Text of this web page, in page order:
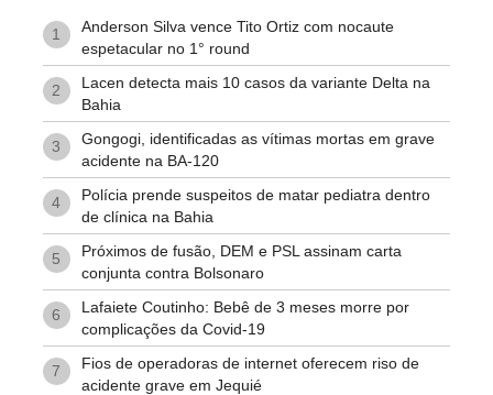
1
Anderson Silva vence Tito Ortiz com nocaute
espetacular no 1° round
2
Lacen detecta mais 10 casos da variante Delta na
Bahia
3
Gongogi, identificadas as vítimas mortas em grave
acidente na BA-120
4
Polícia prende suspeitos de matar pediatra dentro
de clínica na Bahia
5
Próximos de fusão, DEM e PSL assinam carta
conjunta contra Bolsonaro
6
Lafaiete Coutinho: Bebê de 3 meses morre por
complicações da Covid-19
7
Fios de operadoras de internet oferecem riso de
acidente grave em Jequié